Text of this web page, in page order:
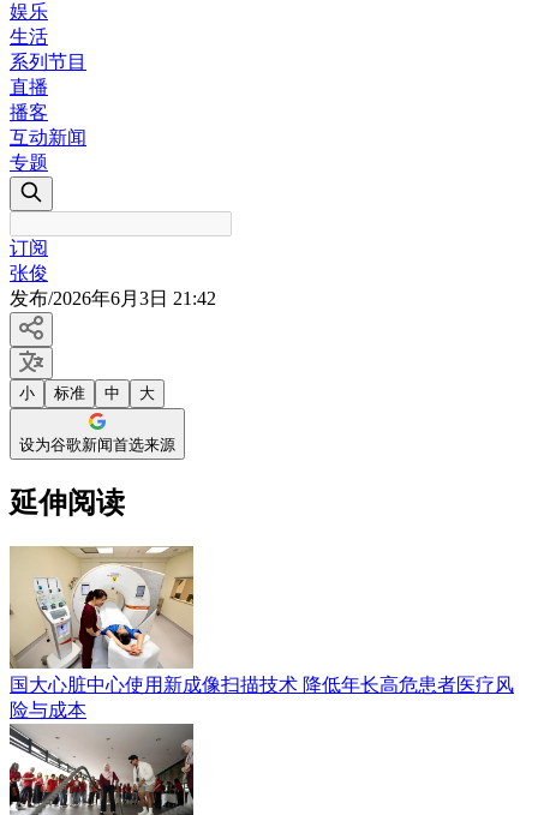
娱乐
生活
系列节目
直播
播客
互动新闻
专题
订阅
张俊
发布/2026年6月3日 21:42
小 标准 中 大
设为谷歌新闻首选来源
延伸阅读
国大心脏中心使用新成像扫描技术 降低年长高危患者医疗风
险与成本